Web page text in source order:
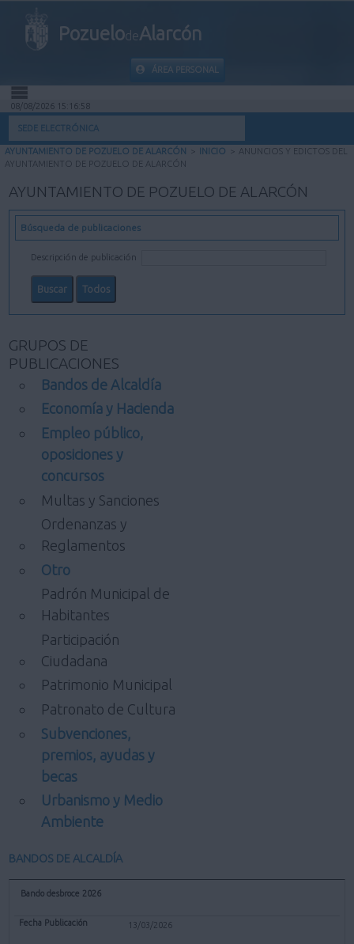
PozuelodeAlarcón
ÁREA PERSONAL
INICIO
INFORMACIÓN PÚBLICA
MI CARPETA
INFORMACIÓN MUNICIPAL
08/08/2026 15:16:59
SEDE ELECTRÓNICA
AYUNTAMIENTO DE POZUELO DE ALARCÓN > INICIO > ANUNCIOS Y EDICTOS DEL
AYUNTAMIENTO DE POZUELO DE ALARCÓN
AYUNTAMIENTO DE POZUELO DE ALARCÓN
Búsqueda de publicaciones
Descripción de publicación
GRUPOS DE
PUBLICACIONES
Bandos de Alcaldía
Economía y Hacienda
Empleo público,
oposiciones y
concursos
Multas y Sanciones
Ordenanzas y
Reglamentos
Otro
Padrón Municipal de
Habitantes
Participación
Ciudadana
Patrimonio Municipal
Patronato de Cultura
Subvenciones,
premios, ayudas y
becas
Urbanismo y Medio
Ambiente
BANDOS DE ALCALDÍA
Bando desbroce 2026
13/03/2026